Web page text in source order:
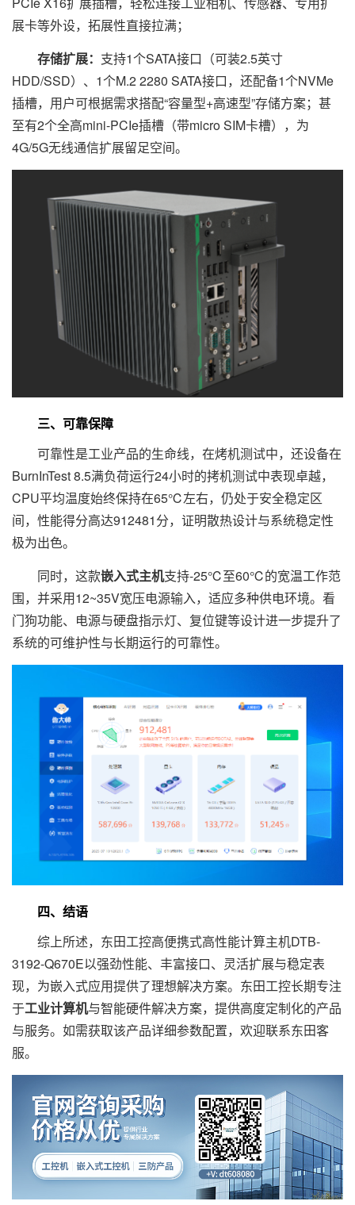
展卡等外设，拓展性直接拉满；
存储扩展： 支持1个SATA接口（可装2.5英寸
HDD/SSD）、1个M.2 2280 SATA接口，还配备1个NVMe
插槽，用户可根据需求搭配“容量型+高速型”存储方案；甚
至有2个全高mini-PCIe插槽（带micro SIM卡槽），为
4G/5G无线通信扩展留足空间。
三、可靠保障
可靠性是工业产品的生命线，在烤机测试中，还设备在
BurnInTest 8.5满负荷运行24小时的拷机测试中表现卓越，
CPU平均温度始终保持在65℃左右，仍处于安全稳定区
间，性能得分高达912481分，证明散热设计与系统稳定性
极为出色。
同时，这款嵌入式主机支持-25℃至60℃的宽温工作范
围，并采用12~35V宽压电源输入，适应多种供电环境。看
门狗功能、电源与硬盘指示灯、复位键等设计进一步提升了
系统的可维护性与长期运行的可靠性。
四、结语
综上所述，东田工控高便携式高性能计算主机DTB-
3192-Q670E以强劲性能、丰富接口、灵活扩展与稳定表
现，为嵌入式应用提供了理想解决方案。东田工控长期专注
于工业计算机与智能硬件解决方案，提供高度定制化的产品
与服务。如需获取该产品详细参数配置，欢迎联系东田客
服。